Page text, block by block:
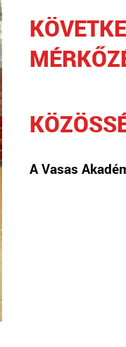
A Vasas